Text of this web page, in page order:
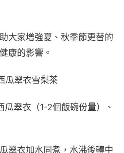
大家增強夏、秋季節更替的
康的影響。
瓜翠衣雪梨茶
翠衣（1-2個飯碗份量）、
翠衣加水同煮，水沸後轉中